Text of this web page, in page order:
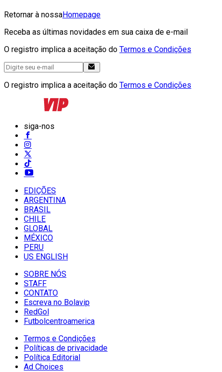
Retornar à nossaHomepage
Receba as últimas novidades em sua caixa de e-mail
O registro implica a aceitação do Termos e Condições
O registro implica a aceitação do Termos e Condições
siga-nos
EDIÇÕES
ARGENTINA
BRASIL
CHILE
GLOBAL
MÉXICO
PERU
US ENGLISH
SOBRE NÓS
STAFF
CONTATO
Escreva no Bolavip
RedGol
Futbolcentroamerica
Termos e Condições
Políticas de privacidade
Política Editorial
Ad Choices